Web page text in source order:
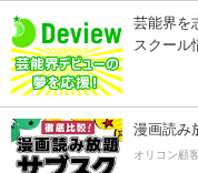
芸能界を
スクール
漫画読み
オリコン顧